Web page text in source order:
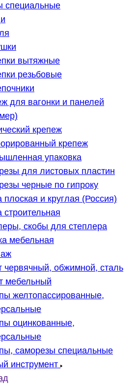
специальные
вытяжные
резьбовые
для вагонки и панелей
крепеж
крепеж
упаковка
для листовых пластин
черные по гипроку
плоская и круглая (Россия)
строительная
скобы для степлера
мебельная
червячный, обжимной, сталь
мебельный
желтопассированные,
оцинкованные,
саморезы специальные
инструмент